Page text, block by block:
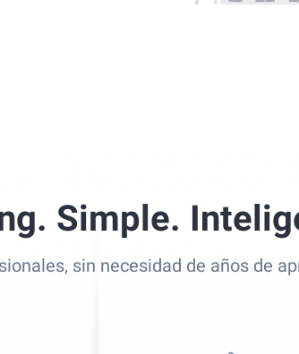
Simple.
sin necesidad de años de